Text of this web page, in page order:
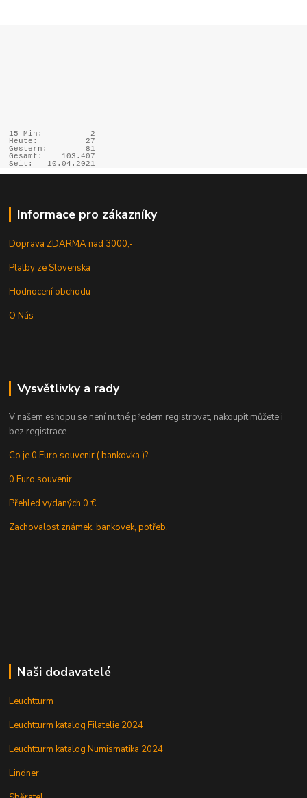
15 Min:
2
Heute:
27
Gestern:
81
Gesamt:
103.407
Seit:
10.04.2021
Informace pro zákazníky
Doprava ZDARMA nad 3000,-
Platby ze Slovenska
Hodnocení obchodu
O Nás
Vysvětlivky a rady
V našem eshopu se není nutné předem registrovat, nakoupit můžete i
bez registrace.
Co je 0 Euro souvenir ( bankovka )?
0 Euro souvenir
Přehled vydaných 0 €
Zachovalost známek, bankovek, potřeb.
Naši dodavatelé
Leuchtturm
Leuchtturm katalog Filatelie 2024
Leuchtturm katalog Numismatika 2024
Lindner